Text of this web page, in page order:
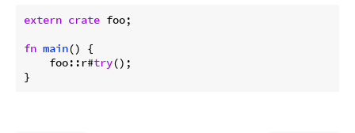
extern crate foo;
fn main() {
    foo::r#
try();
}